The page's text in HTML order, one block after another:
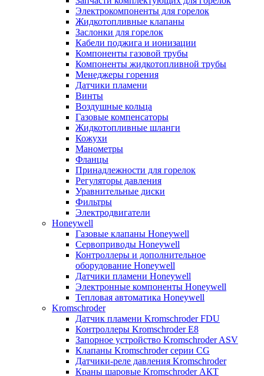
Электрокомпоненты для горелок
Жидкотопливные клапаны
Заслонки для горелок
Кабели поджига и ионизации
Компоненты газовой трубы
Компоненты жидкотопливной трубы
Менеджеры горения
Датчики пламени
Винты
Воздушные кольца
Газовые компенсаторы
Жидкотопливные шланги
Кожухи
Манометры
Фланцы
Принадлежности для горелок
Регуляторы давления
Уравнительные диски
Фильтры
Электродвигатели
Honeywell
Газовые клапаны Honeywell
Сервоприводы Honeywell
Контроллеры и дополнительное
оборудование Honeywell
Датчики пламени Honeywell
Электронные компоненты Honeywell
Тепловая автоматика Honeywell
Kromschroder
Датчик пламени Kromschroder FDU
Контроллеры Kromschroder E8
Запорное устройство Kromschroder ASV
Клапаны Kromschroder серии CG
Датчики-реле давления Kromschroder
Краны шаровые Kromschroder АКТ